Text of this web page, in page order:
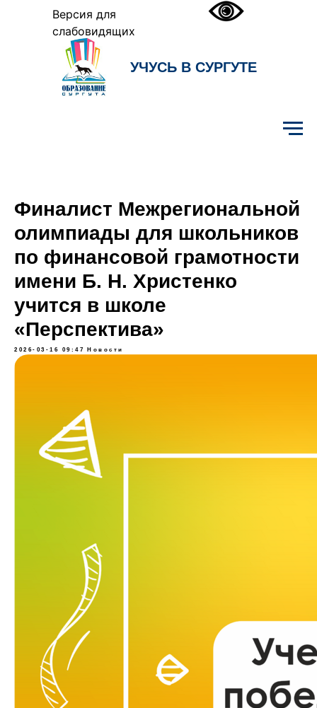
Версия для
слабовидящих
УЧУСЬ В СУРГУТЕ
Финалист Межрегиональной
олимпиады для школьников
по финансовой грамотности
имени Б. Н. Христенко
учится в школе
«Перспектива»
2026-03-16 09:47 Новости